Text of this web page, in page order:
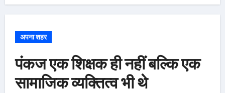
अपना शहर
पंकज एक शिक्षक ही नहीं बल्कि एक
सामाजिक व्यक्तित्व भी थे